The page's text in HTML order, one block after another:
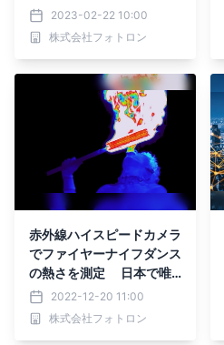
理解しよう！』 3月9日
(木)に開催
2023-02-22 10:00
株式会社フォトロン
赤外線ハイスピードカメラ
でファイヤーナイフダンス
の熱さを測定 日本で唯
一のファイヤーナイフダン
スチーム 『Siva Ola(シバ
オラ)』 50周年の新たな
2022-12-20 11:00
株式会社フォトロン